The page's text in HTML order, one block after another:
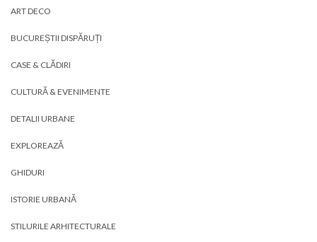
ART DECO
BUCUREȘTII DISPĂRUȚI
CASE & CLĂDIRI
CULTURĂ & EVENIMENTE
DETALII URBANE
EXPLOREAZĂ
GHIDURI
ISTORIE URBANĂ
STILURILE ARHITECTURALE